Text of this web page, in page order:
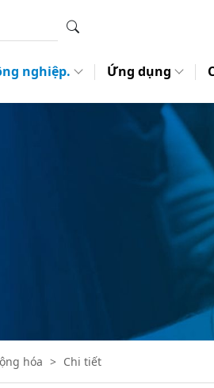
nghiệp. Ứng dụng
hóa > Chi tiết